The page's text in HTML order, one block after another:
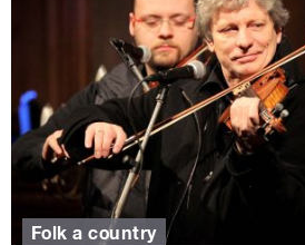
Folk a country